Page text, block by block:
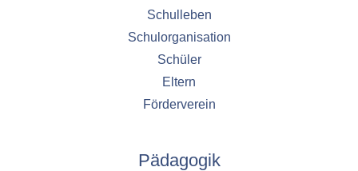
Schulleben
Schulorganisation
Schüler
Eltern
Förderverein
Pädagogik